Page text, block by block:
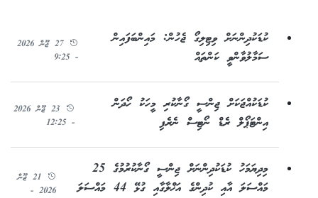
ކުޑަކުދިންނަށް ވިޓިލިގޯ ޖެހުން: މައިންބަފައިން
ސަމާލުވާންވީ ކަންތައް
27 ޖޫން 2026
- 9:25
ކުޑަކުއްޖަކަށް ޖިންސީ ގޯނާކުރި މީހަކު ހޯދަން
އިންޓަޕޯލް ރެޑް ނޯޓިސް ނެރެފި
23 ޖޫން 2026
- 12:25
މިދިޔަމަހު ކުޑަކުދިންނަށް ޖިންސީ ގޯނާކުރުމުގެ 25
މައްސަލަ އާއި ކުދިންގެ އަޚްލާގާއި ގުޅޭ 44 މައްސަލަ
21 ޖޫން
2026 -